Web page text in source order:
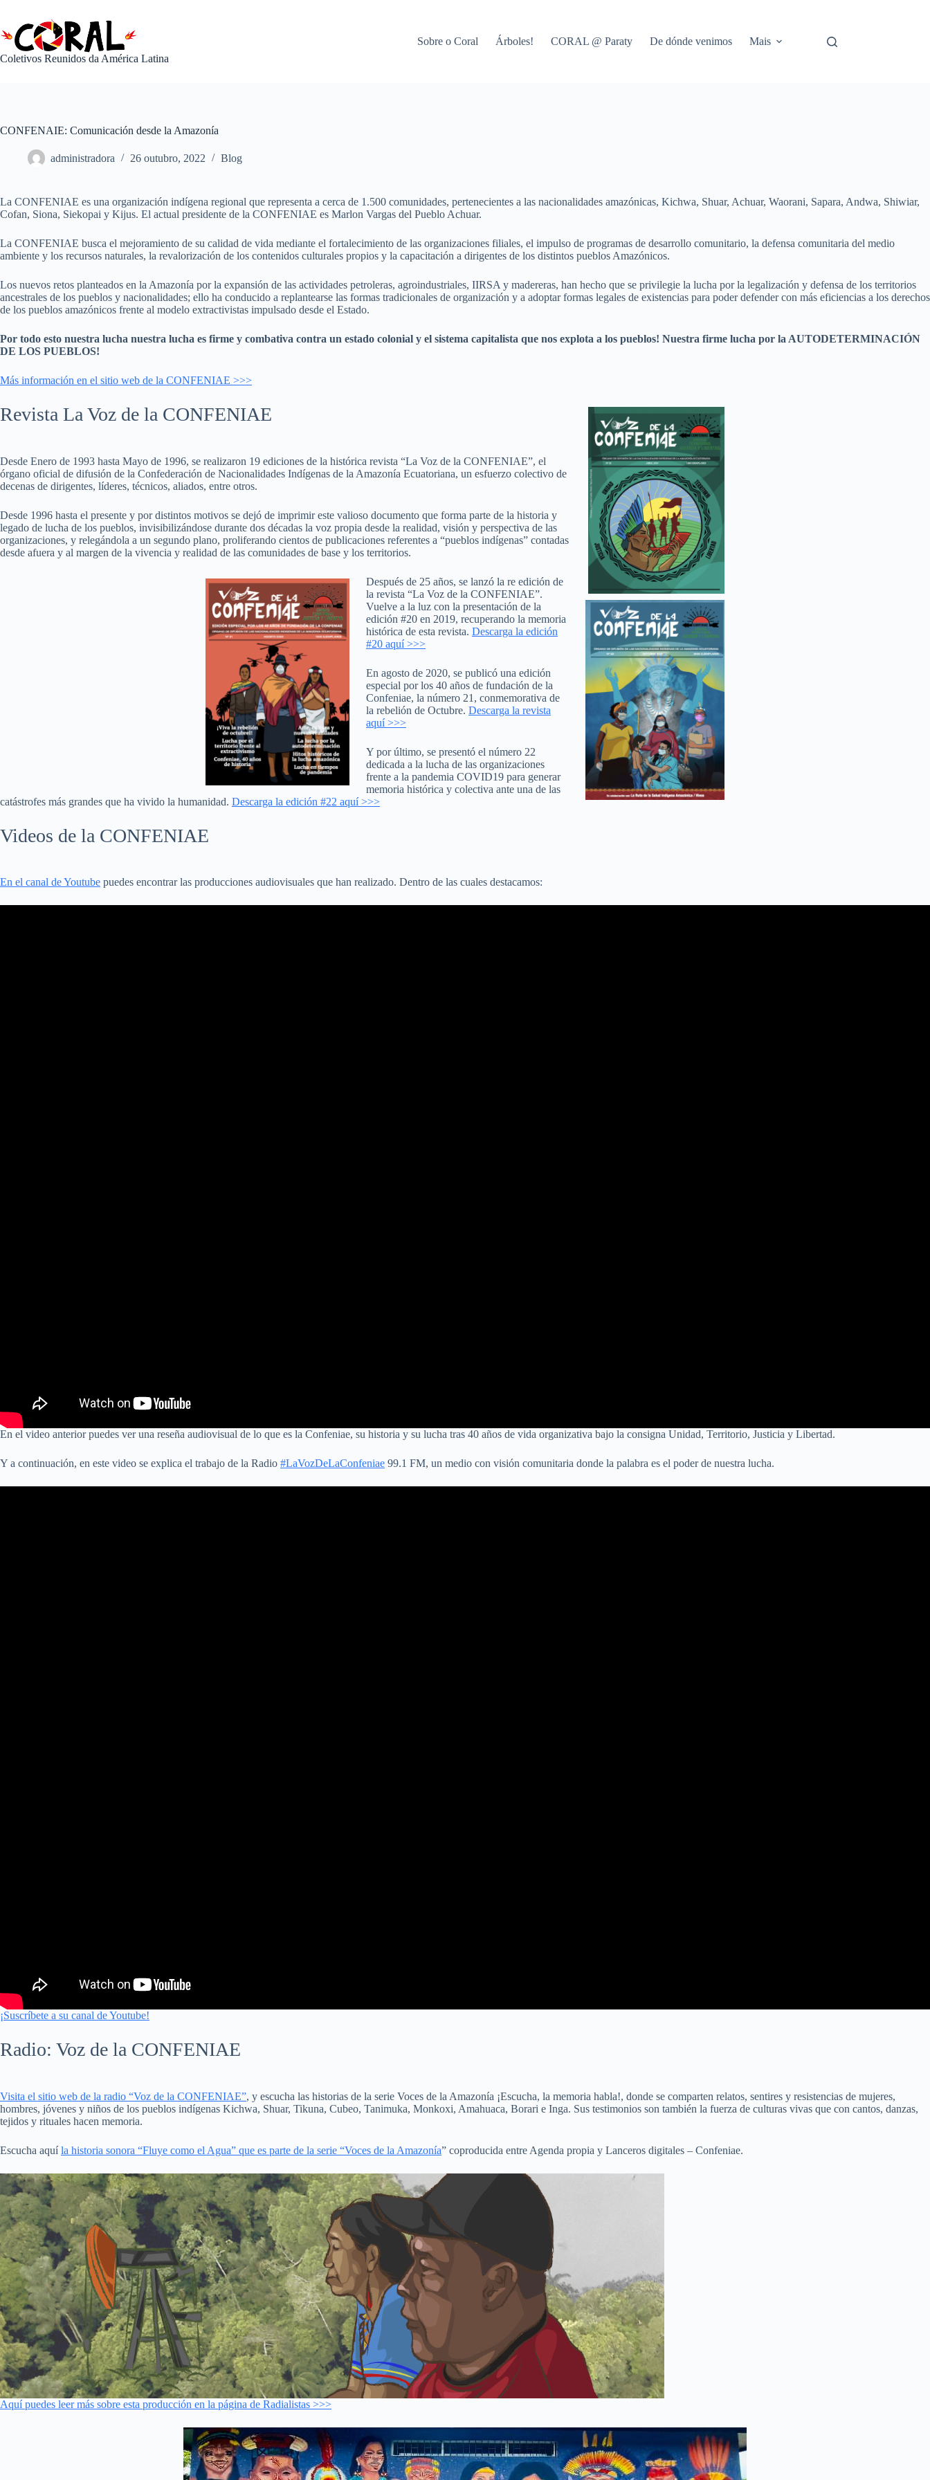
o
conteúdo
Coletivos Reunidos da América Latina
Sobre o Coral Árboles! CORAL @ Paraty De dónde venimos Mais
CONFENAIE: Comunicación desde la Amazonía
administradora 26 outubro, 2022 Blog
La CONFENIAE es una organización indígena regional que representa a cerca de 1.500 comunidades, pertenecientes a las nacionalidades amazónicas, Kichwa, Shuar, Achuar, Waorani, Sapara, Andwa, Shiwiar,
Cofan, Siona, Siekopai y Kijus. El actual presidente de la CONFENIAE es Marlon Vargas del Pueblo Achuar.
La CONFENIAE busca el mejoramiento de su calidad de vida mediante el fortalecimiento de las organizaciones filiales, el impulso de programas de desarrollo comunitario, la defensa comunitaria del medio
ambiente y los recursos naturales, la revalorización de los contenidos culturales propios y la capacitación a dirigentes de los distintos pueblos Amazónicos.
Los nuevos retos planteados en la Amazonía por la expansión de las actividades petroleras, agroindustriales, IIRSA y madereras, han hecho que se privilegie la lucha por la legalización y defensa de los territorios
ancestrales de los pueblos y nacionalidades; ello ha conducido a replantearse las formas tradicionales de organización y a adoptar formas legales de existencias para poder defender con más eficiencias a los derechos
de los pueblos amazónicos frente al modelo extractivistas impulsado desde el Estado.
Por todo esto nuestra lucha nuestra lucha es firme y combativa contra un estado colonial y el sistema capitalista que nos explota a los pueblos! Nuestra firme lucha por la AUTODETERMINACIÓN
DE LOS PUEBLOS!
Más información en el sitio web de la CONFENIAE >>>
Revista La Voz de la CONFENIAE
Desde Enero de 1993 hasta Mayo de 1996, se realizaron 19 ediciones de la histórica revista “La Voz de la CONFENIAE”, el
órgano oficial de difusión de la Confederación de Nacionalidades Indígenas de la Amazonía Ecuatoriana, un esfuerzo colectivo de
decenas de dirigentes, líderes, técnicos, aliados, entre otros.
Desde 1996 hasta el presente y por distintos motivos se dejó de imprimir este valioso documento que forma parte de la historia y
legado de lucha de los pueblos, invisibilizándose durante dos décadas la voz propia desde la realidad, visión y perspectiva de las
organizaciones, y relegándola a un segundo plano, proliferando cientos de publicaciones referentes a “pueblos indígenas” contadas
desde afuera y al margen de la vivencia y realidad de las comunidades de base y los territorios.
Después de 25 años, se lanzó la re edición de
la revista “La Voz de la CONFENIAE”.
Vuelve a la luz con la presentación de la
edición #20 en 2019, recuperando la memoria
histórica de esta revista. Descarga la edición
#20 aquí >>>
En agosto de 2020, se publicó una edición
especial por los 40 años de fundación de la
Confeniae, la número 21, conmemorativa de
la rebelión de Octubre. Descarga la revista
aquí >>>
Y por último, se presentó el número 22
dedicada a la lucha de las organizaciones
frente a la pandemia COVID19 para generar
memoria histórica y colectiva ante una de las
catástrofes más grandes que ha vivido la humanidad. Descarga la edición #22 aquí >>>
Videos de la CONFENIAE
En el canal de Youtube puedes encontrar las producciones audiovisuales que han realizado. Dentro de las cuales destacamos:
En el video anterior puedes ver una reseña audiovisual de lo que es la Confeniae, su historia y su lucha tras 40 años de vida organizativa bajo la consigna Unidad, Territorio, Justicia y Libertad.
Y a continuación, en este video se explica el trabajo de la Radio #LaVozDeLaConfeniae 99.1 FM, un medio con visión comunitaria donde la palabra es el poder de nuestra lucha.
¡Suscríbete a su canal de Youtube!
Radio: Voz de la CONFENIAE
Visita el sitio web de la radio “Voz de la CONFENIAE”, y escucha las historias de la serie Voces de la Amazonía ¡Escucha, la memoria habla!, donde se comparten relatos, sentires y resistencias de mujeres,
hombres, jóvenes y niños de los pueblos indígenas Kichwa, Shuar, Tikuna, Cubeo, Tanimuka, Monkoxi, Amahuaca, Borari e Inga. Sus testimonios son también la fuerza de culturas vivas que con cantos, danzas,
tejidos y rituales hacen memoria.
Escucha aquíla historia sonora “Fluye como el Agua” que es parte de la serie “Voces de la Amazonía” coproducida entre Agenda propia y Lanceros digitales – Confeniae.
Aquí puedes leer más sobre esta producción en la página de Radialistas >>>